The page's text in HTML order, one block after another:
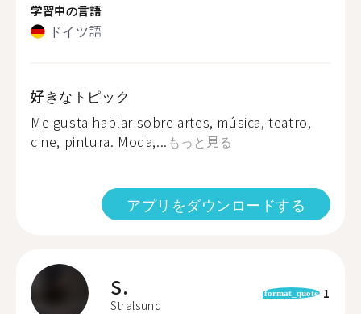
学習中の言語
ドイツ語
好きなトピック
Me gusta hablar sobre artes, música, teatro,
cine, pintura. Moda,... もっと見る
アプリをダウンロードする
S.
Stralsund
format_quote 1